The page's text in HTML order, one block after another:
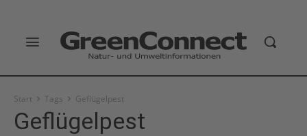
Start Tags Geflügelpest
Geflügelpest